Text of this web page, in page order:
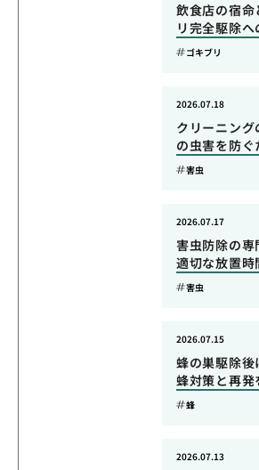
飲食店の宿命
リ完全駆除へ
ゴキブリ
クリーニン
の虫害を防
2026.07.18
害虫
害虫防除の専
適切な放置時
2026.07.17
害虫
蜂の巣駆除後
蜂対策と再発
2026.07.15
蜂
2026.07.13